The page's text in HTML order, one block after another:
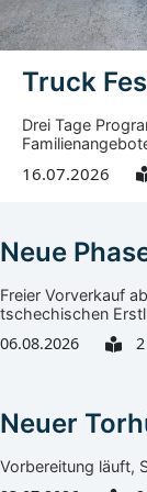
Truck
Drei Tage
16.07.2026
Neue
Freier Vorverkauf
tschechischen
06.08.2026
Neuer
Vorbereitung läuft,